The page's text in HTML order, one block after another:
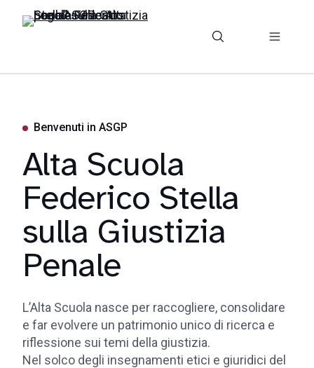
Benvenuti in ASGP
Alta Scuola
Federico Stella
sulla Giustizia
Penale
L’Alta Scuola nasce per raccogliere, consolidare
e far evolvere un patrimonio unico di ricerca e
riflessione sui temi della giustizia.
Nel solco degli insegnamenti etici e giuridici del